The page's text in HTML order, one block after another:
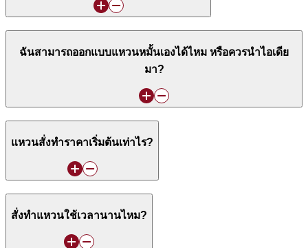
ฉันสามารถออกแบบแหวนหมั้นเองได้ไหม หรือควรนำไอเดีย
มา?
แหวนสั่งทำราคาเริ่มต้นเท่าไร?
สั่งทำแหวนใช้เวลานานไหม?